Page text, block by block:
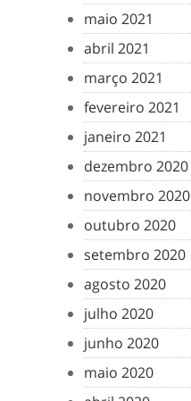
maio 2021
abril 2021
março 2021
fevereiro 2021
janeiro 2021
dezembro 2020
novembro 2020
outubro 2020
setembro 2020
agosto 2020
julho 2020
junho 2020
maio 2020